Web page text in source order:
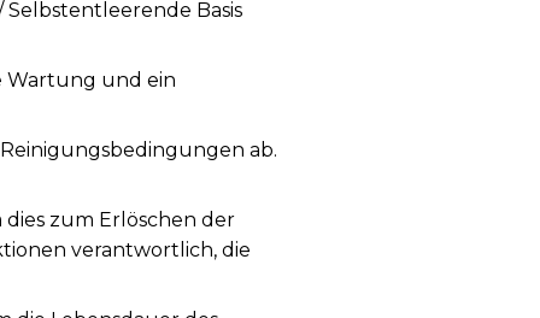
Selbstentleerende Basis
Wartung und ein
ab.
zum Erlöschen der
verantwortlich, die